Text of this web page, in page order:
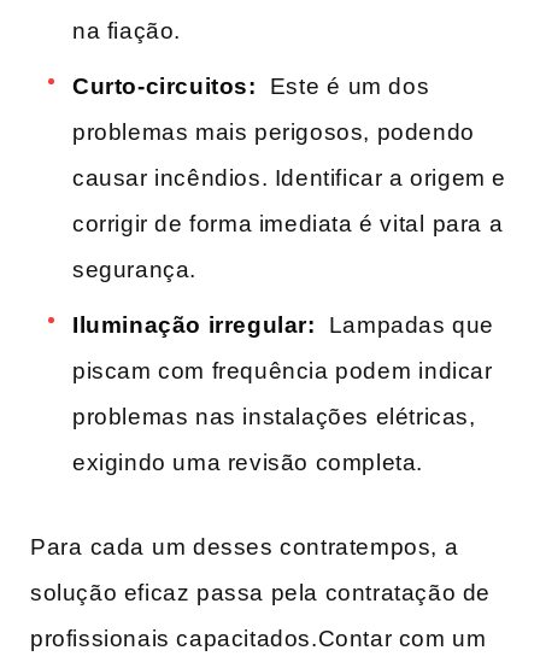
na‌ fiação.
Curto-circuitos: ‌ Este é ⁤um ‌dos
problemas mais perigosos, podendo
causar incêndios. Identificar‌ a origem e
corrigir​ de forma imediata é vital ⁣para a
segurança.
Iluminação irregular: ‌ Lampadas​ que
piscam com frequência podem ⁢indicar
problemas nas instalações elétricas,⁢
exigindo ‍uma ‌revisão completa.
Para ⁢cada⁤ um desses contratempos, a
solução eficaz ‌passa pela contratação‍ de⁤
profissionais capacitados.Contar com um